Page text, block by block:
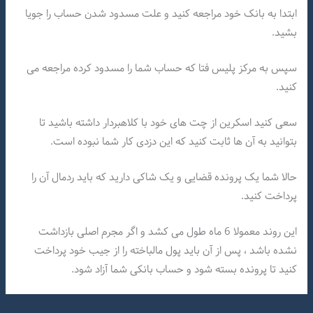
ابتدا به بانک خود مراجعه کنید و علت مسدود شدن حساب را جویا
بشید.
سپس به مرکز پلیس فتا که حساب شما را مسدود کرده مراجعه می
کنید.
سعی کنید اسکرین از چت های خود با کلاهبردار داشته باشید تا
بتوانید به آن ها ثابت کنید که این دزدی کار شما نبوده است.
حالا شما یک پرونده قضایی و یک شاکی دارید که باید ردمال آن را
پرداخت کنید.
این روند معمولا 6 ماه طول می کشد و اگر مجرم اصلی بازداشت
نشده باشد ، پس از آن باید پول مالباخته را از جیب خود پرداخت
کنید تا پرونده بسته شود و حساب بانکی شما آزاد شود.